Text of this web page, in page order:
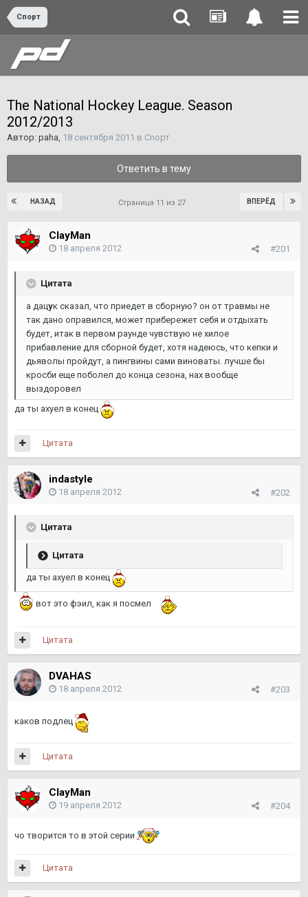
Спорт
The National Hockey League. Season
2012/2013
Автор: paha, 18 сентября 2011 в Спорт
Ответить в тему
НАЗАД ВПЕРЁД
Страница 11 из 27
ClayMan
#201
18 апреля 2012
Цитата
а дацук сказал, что приедет в сборную? он от травмы не
так дано оправился, может прибережет себя и отдыхать
будет, итак в первом раунде чувствую не хилое
прибавление для сборной будет, хотя надеюсь, что кепки и
дьяволы пройдут, а пингвины сами виноваты. лучше бы
кросби еще поболел до конца сезона, нах вообще
выздоровел
да ты ахуел в конец
Цитата
indastyle
#202
18 апреля 2012
Цитата
Цитата
да ты ахуел в конец
вот это фэил, как я посмел
Цитата
DVAHAS
#203
18 апреля 2012
каков подлец
Цитата
ClayMan
#204
19 апреля 2012
чо творится то в этой серии
Цитата